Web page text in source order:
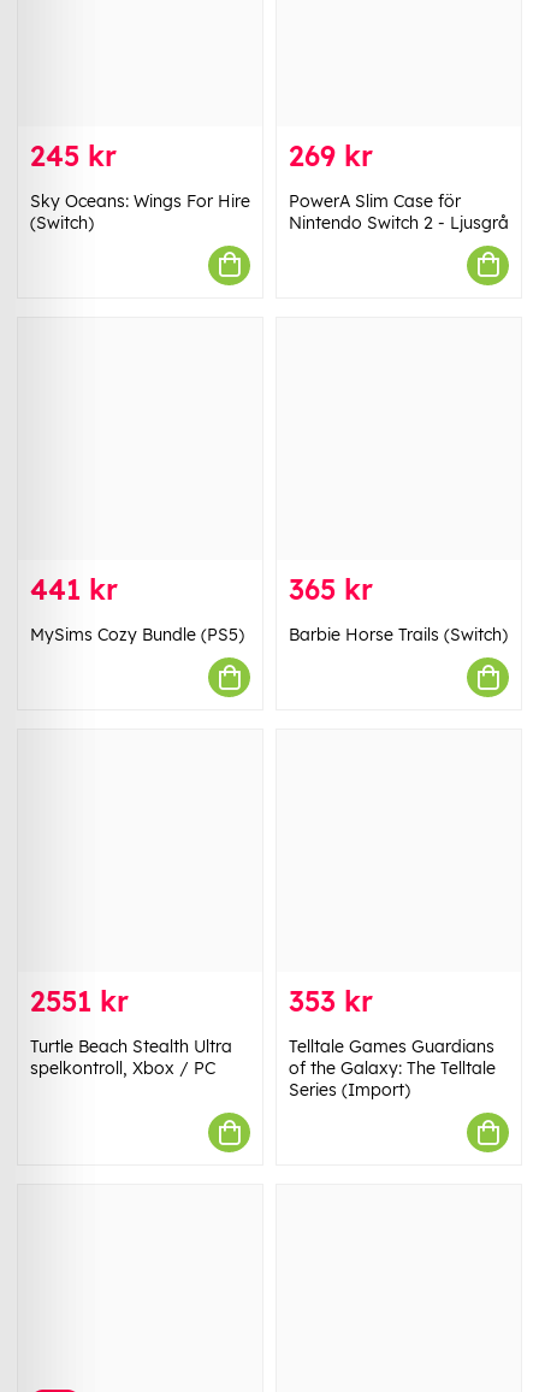
245 kr
Sky Oceans: Wings For Hire
(Switch)
269 kr
PowerA Slim Case för
Nintendo Switch 2 - Ljusgrå
441 kr
MySims Cozy Bundle (PS5)
365 kr
Barbie Horse Trails (Switch)
2551 kr
Turtle Beach Stealth Ultra
spelkontroll, Xbox / PC
353 kr
Telltale Games Guardians
of the Galaxy: The Telltale
Series (Import)